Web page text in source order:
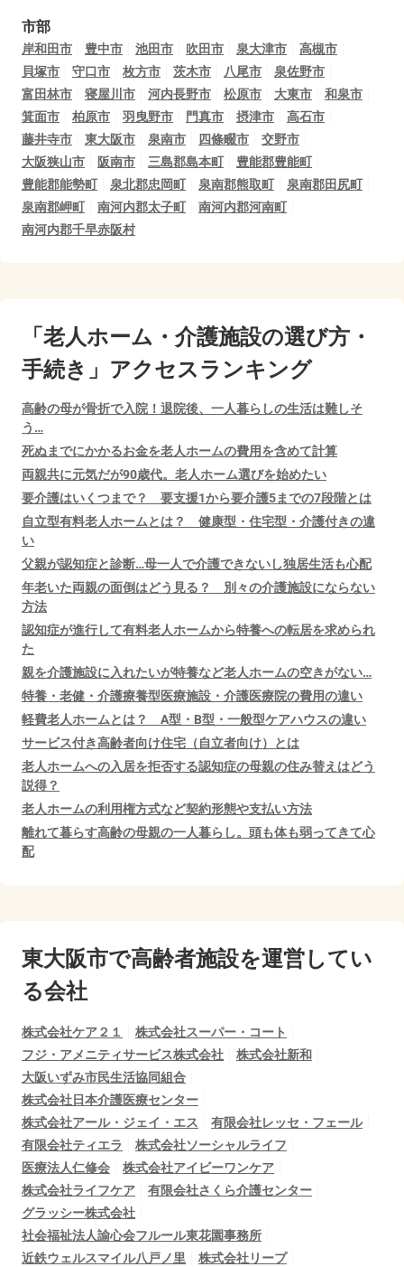
市部
岸和田市 豊中市 池田市 吹田市 泉大津市
高槻市
貝塚市
守口市 枚方市 茨木市 八尾市
泉佐野市
富田林市
寝屋川市 河内長野市 松原市 大東市
和泉市
箕面市
柏原市 羽曳野市 門真市 摂津市
高石市
藤井寺市
東大阪市 泉南市 四條畷市
交野市
大阪狭山市
阪南市 三島郡島本町
豊能郡豊能町
豊能郡能勢町
泉北郡忠岡町 泉南郡熊取町
泉南郡田尻町
泉南郡岬町
南河内郡太子町
南河内郡河南町
南河内郡千早赤阪村
「老人ホーム・介護施設の選び方・
手続き」アクセスランキング
高齢の母が骨折で入院！退院後、一人暮らしの生活は難しそ
う…
死ぬまでにかかるお金を老人ホームの費用を含めて計算
両親共に元気だが90歳代。老人ホーム選びを始めたい
要介護はいくつまで？ 要支援1から要介護5までの7段階とは
自立型有料老人ホームとは？ 健康型・住宅型・介護付きの違
い
父親が認知症と診断…母一人で介護できないし独居生活も心配
年老いた両親の面倒はどう見る？ 別々の介護施設にならない
方法
認知症が進行して有料老人ホームから特養への転居を求められ
た
親を介護施設に入れたいが特養など老人ホームの空きがない…
特養・老健・介護療養型医療施設・介護医療院の費用の違い
軽費老人ホームとは？ A型・B型・一般型ケアハウスの違い
サービス付き高齢者向け住宅（自立者向け）とは
老人ホームへの入居を拒否する認知症の母親の住み替えはどう
説得？
老人ホームの利用権方式など契約形態や支払い方法
離れて暮らす高齢の母親の一人暮らし。頭も体も弱ってきて心
配
東大阪市で高齢者施設を運営してい
る会社
株式会社ケア２１
株式会社スーパー・コート
フジ・アメニティサービス株式会社
株式会社新和
大阪いずみ市民生活協同組合
株式会社日本介護医療センター
株式会社アール・ジェイ・エス
有限会社レッセ・フェール
有限会社ティエラ
株式会社ソーシャルライフ
医療法人仁修会
株式会社アイビーワンケア
株式会社ライフケア
有限会社さくら介護センター
グラッシー株式会社
社会福祉法人諭心会フルール東花園事務所
近鉄ウェルスマイル八戸ノ里
株式会社リープ